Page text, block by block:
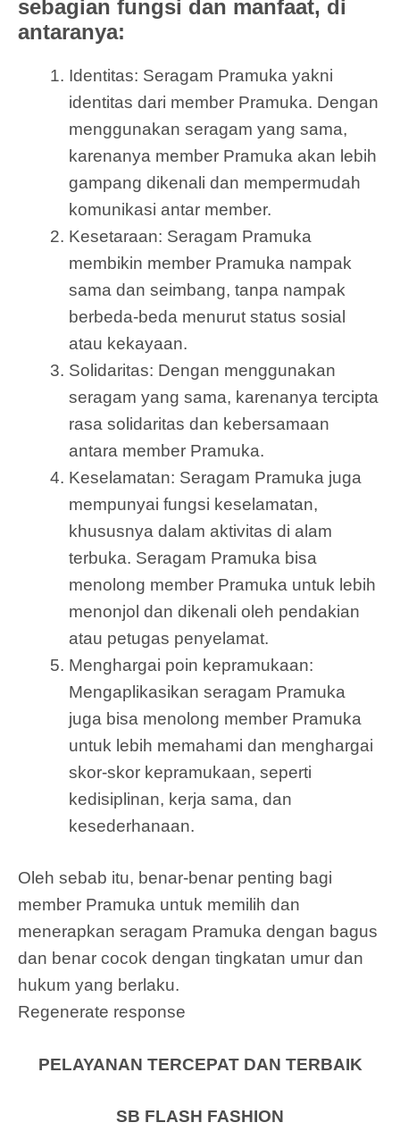
sebagian fungsi dan manfaat, di
antaranya:
Identitas: Seragam Pramuka yakni
identitas dari member Pramuka. Dengan
menggunakan seragam yang sama,
karenanya member Pramuka akan lebih
gampang dikenali dan mempermudah
komunikasi antar member.
Kesetaraan: Seragam Pramuka
membikin member Pramuka nampak
sama dan seimbang, tanpa nampak
berbeda-beda menurut status sosial
atau kekayaan.
Solidaritas: Dengan menggunakan
seragam yang sama, karenanya tercipta
rasa solidaritas dan kebersamaan
antara member Pramuka.
Keselamatan: Seragam Pramuka juga
mempunyai fungsi keselamatan,
khususnya dalam aktivitas di alam
terbuka. Seragam Pramuka bisa
menolong member Pramuka untuk lebih
menonjol dan dikenali oleh pendakian
atau petugas penyelamat.
Menghargai poin kepramukaan:
Mengaplikasikan seragam Pramuka
juga bisa menolong member Pramuka
untuk lebih memahami dan menghargai
skor-skor kepramukaan, seperti
kedisiplinan, kerja sama, dan
kesederhanaan.
Oleh sebab itu, benar-benar penting bagi
member Pramuka untuk memilih dan
menerapkan seragam Pramuka dengan bagus
dan benar cocok dengan tingkatan umur dan
hukum yang berlaku.
Regenerate response
PELAYANAN TERCEPAT DAN TERBAIK
SB FLASH FASHION